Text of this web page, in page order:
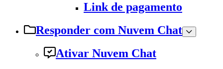
Link de pagamento
Responder com Nuvem Chat
Ativar Nuvem Chat